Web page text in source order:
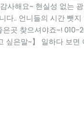
사해요~ 현실성 없는
다.. 언니들의 시간 뺏
은곳 찾으셔야죠~!
싶은말~】 일하다 보면